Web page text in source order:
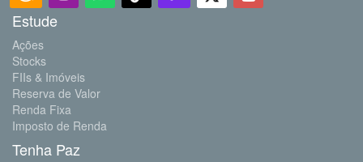
Estude
Ações
Stocks
FIIs & Imóveis
Reserva de Valor
Renda Fixa
Imposto de Renda
Tenha Paz